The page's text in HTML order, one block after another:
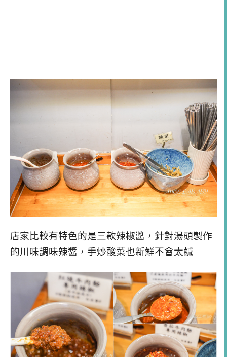
店家比較有特色的是三款辣椒醬，針對湯頭製作
的川味調味辣醬，手炒酸菜也新鮮不會太鹹